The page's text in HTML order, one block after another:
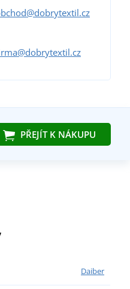
PŘEJÍT K NÁKUPU
Daiber